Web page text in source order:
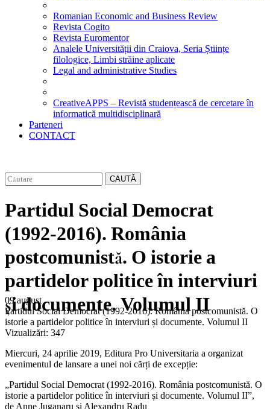
Romanian Economic and Business Review
Revista Cogito
Revista Euromentor
Analele Universității din Craiova, Seria Științe
filologice, Limbi străine aplicate
Legal and administrative Studies
CreativeAPPS – Revistă studențească de cercetare în
informatică multidisciplinară
Parteneri
CONTACT
CAUTĂ
Partidul Social Democrat
(1992-2016). România
postcomunistă. O istorie a
partidelor politice în interviuri
și documente. Volumul II
09 august
Partidul Social Democrat (1992-2016). România postcomunistă. O
istorie a partidelor politice în interviuri și documente. Volumul II
Vizualizări: 347
Miercuri, 24 aprilie 2019, Editura Pro Universitaria a organizat
evenimentul de lansare a unei noi cărți de excepție:
„Partidul Social Democrat (1992-2016). România postcomunistă. O
istorie a partidelor politice în interviuri și documente. Volumul II”,
de Anne Juganaru și Alexandru Radu